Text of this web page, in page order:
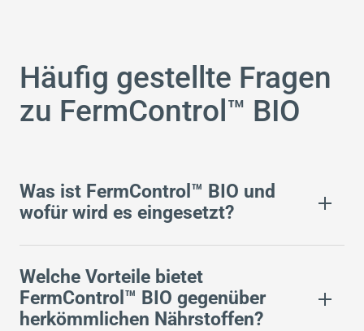
Häufig gestellte Fragen
zu FermControl™ BIO
Was ist FermControl™ BIO und
wofür wird es eingesetzt?
Welche Vorteile bietet
FermControl™ BIO gegenüber
herkömmlichen Nährstoffen?